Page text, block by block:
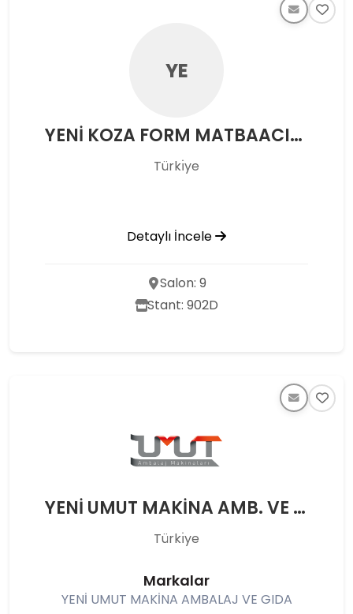
YE
YENİ KOZA FORM MATBAACILIK HİZ. SAN. VE TİC. LTD. ŞTİ.
Türkı̇ye
Detaylı İncele
Salon: 9
Stant: 902D
YENİ UMUT MAKİNA AMB. VE GIDA İTH İHR SAN TİC LTD ŞTİ
Türkı̇ye
Markalar
YENİ UMUT MAKİNA AMBALAJ VE GIDA